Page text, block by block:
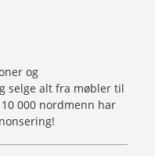
og
selge alt fra møbler til
000 nordmenn har